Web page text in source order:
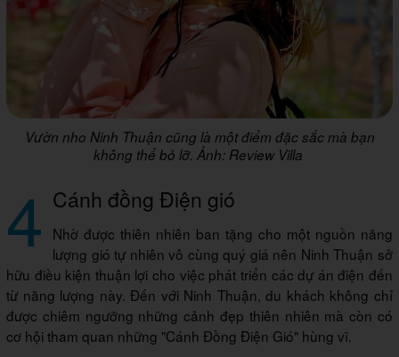
Vườn nho Ninh Thuận cũng là một điểm đặc sắc mà bạn
không thể bỏ lỡ. Ảnh: Review Villa
4 Cánh đồng Điện gió
Nhờ được thiên nhiên ban tặng cho một nguồn năng
lượng gió tự nhiên vô cùng quý giá nên Ninh Thuận sở
hữu điều kiện thuận lợi cho việc phát triển các dự án điện đến
từ năng lượng này. Đến với Ninh Thuận, du khách không chỉ
được chiêm ngưỡng những cảnh đẹp thiên nhiên mà còn có
cơ hội tham quan những "Cánh Đồng Điện Gió" hùng vĩ.